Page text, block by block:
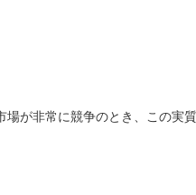
が非常に競争のとき、この実